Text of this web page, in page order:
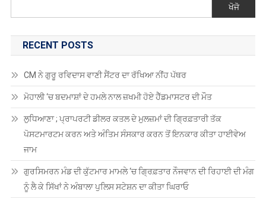
ਖੋਜੋ
RECENT POSTS
CM ਨੇ ਗੁਰੂ ਰਵਿਦਾਸ ਵਾਣੀ ਸੈਂਟਰ ਦਾ ਰੱਖਿਆ ਨੀਂਹ ਪੱਥਰ
ਮੋਹਾਲੀ ‘ਚ ਬਦਮਾਸ਼ਾਂ ਦੇ ਹਮਲੇ ਨਾਲ ਜ਼ਖਮੀ ਹੋਏ ਹੈੱਡਮਾਸਟਰ ਦੀ ਮੌਤ
ਲੁਧਿਆਣਾ ; ਪ੍ਰਾਪਰਟੀ ਡੀਲਰ ਕਤਲ ਦੇ ਮੁਲਜ਼ਮਾਂ ਦੀ ਗ੍ਰਿਫ਼ਤਾਰੀ ਤੱਕ
ਪੋਸਟਮਾਰਟਮ ਕਰਨ ਅਤੇ ਅੰਤਿਮ ਸੰਸਕਾਰ ਕਰਨ ਤੋਂ ਇਨਕਾਰ ਕੀਤਾ ਹਾਈਵੇਅ
ਜਾਮ
ਗੁਰਸਿਮਰਨ ਮੰਡ ਦੀ ਕੁੱਟਮਾਰ ਮਾਮਲੇ ‘ਚ ਗ੍ਰਿਫ਼ਤਾਰ ਨੌਜਵਾਨ ਦੀ ਰਿਹਾਈ ਦੀ ਮੰਗ
ਨੂੰ ਲੈ ਕੇ ਸਿੱਖਾਂ ਨੇ ਅੰਬਾਲਾ ਪੁਲਿਸ ਸਟੇਸ਼ਨ ਦਾ ਕੀਤਾ ਘਿਰਾਓ